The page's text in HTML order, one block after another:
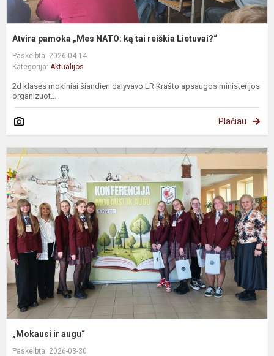
Atvira pamoka „Mes NATO: ką tai reiškia Lietuvai?“
Paskelbta: 2026-04-14
Kategorija: Aktualijos
2d klasės mokiniai šiandien dalyvavo LR Krašto apsaugos ministerijos
organizuot...
Plačiau
„Mokausi ir augu“
Paskelbta: 2026-03-30